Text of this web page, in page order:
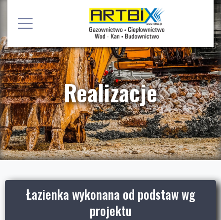
Realizacje
Łazienka wykonana od podstaw wg
projektu